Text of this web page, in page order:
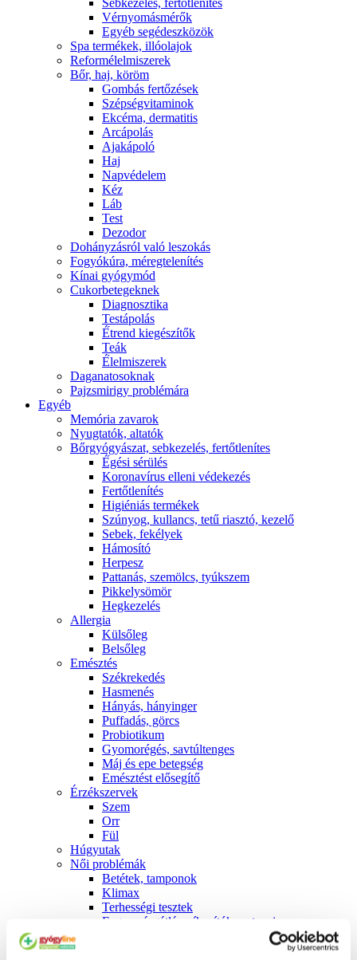
Sebkezelés, fertőtlenítés
Vérnyomásmérők
Egyéb segédeszközök
Spa termékek, illóolajok
Reformélelmiszerek
Bőr, haj, köröm
Gombás fertőzések
Szépségvitaminok
Ekcéma, dermatitis
Arcápolás
Ajakápoló
Haj
Napvédelem
Kéz
Láb
Test
Dezodor
Dohányzásról való leszokás
Fogyókúra, méregtelenítés
Kínai gyógymód
Cukorbetegeknek
Diagnosztika
Testápolás
É́trend kiegészítők
Teák
É́lelmiszerek
Daganatosoknak
Pajzsmirigy problémára
Egyéb
Memória zavarok
Nyugtatók, altatók
Bőrgyógyászat, sebkezelés, fertőtlenítes
É́gési sérülés
Koronavírus elleni védekezés
Fertőtlenítés
Higiéniás termékek
Szúnyog, kullancs, tetű riasztó, kezelő
Sebek, fekélyek
Hámosító
Herpesz
Pattanás, szemölcs, tyúkszem
Pikkelysömör
Hegkezelés
Allergia
Külsőleg
Belsőleg
Emésztés
Székrekedés
Hasmenés
Hányás, hányinger
Puffadás, görcs
Probiotikum
Gyomorégés, savtúltenges
Máj és epe betegség
Emésztést elősegítő
Érzékszervek
Szem
Orr
Fül
Húgyutak
Női problémák
Betétek, tamponok
Klimax
Terhességi tesztek
Fogamzásgátlás, síkosítók, potencia
Fertőzések, hüvelyflóra helyreállítás